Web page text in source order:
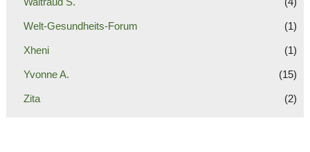
Welt-Gesundheits-Forum (1)
Xheni (1)
Yvonne A. (15)
Zita (2)